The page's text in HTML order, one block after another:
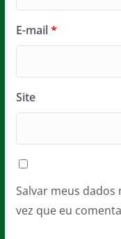
E-mail*
Site
Salvar meus
vez que eu